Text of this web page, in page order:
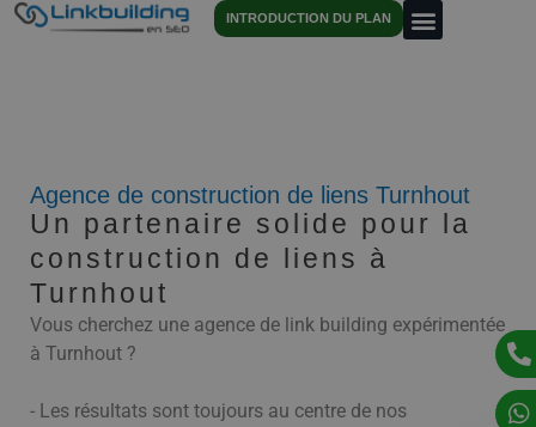
INTRODUCTION DU PLAN
Agence de construction de liens Turnhout
Un partenaire solide pour la
construction de liens à
Turnhout
Vous cherchez une agence de link building expérimentée
à Turnhout ?
- Les résultats sont toujours au centre de nos